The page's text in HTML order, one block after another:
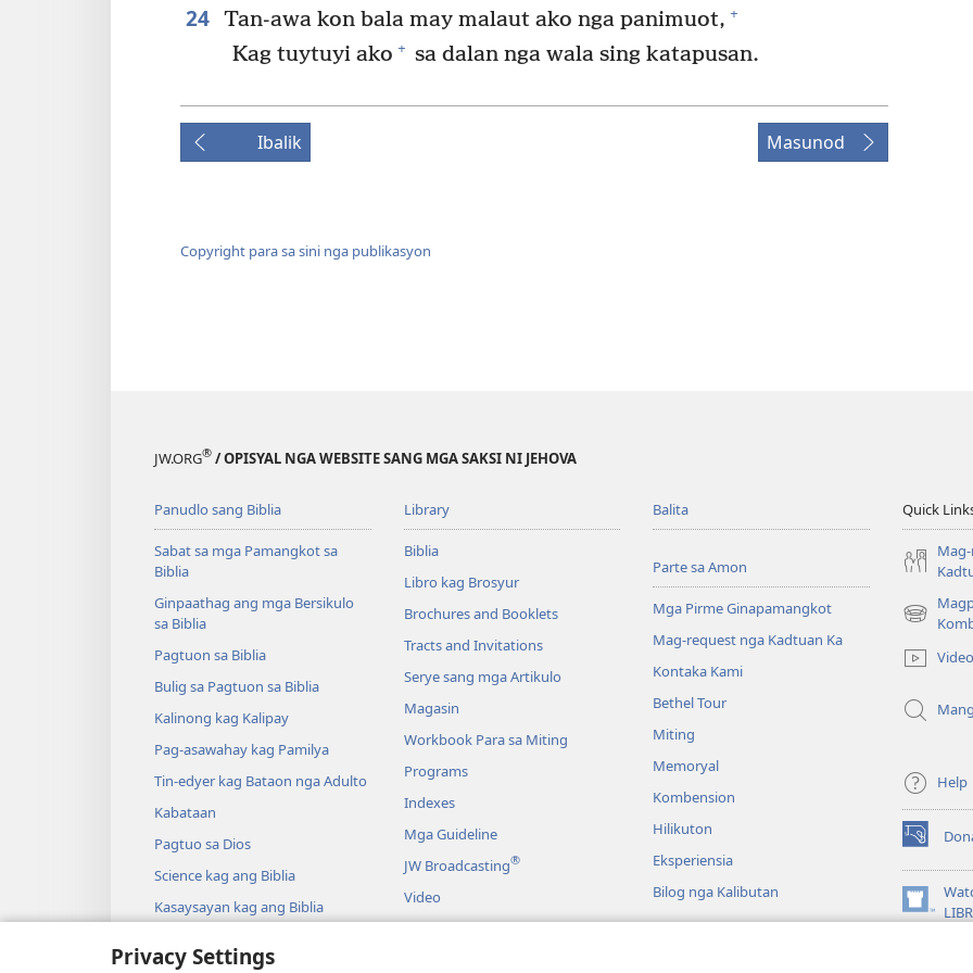
Privacy Settings
24 Tan-awa kon bala may malaut ako nga panimuot, +
Kag tuytuyi ako + sa dalan nga wala sing katapusan.
Ibalik Masunod
Copyright para sa sini nga publikasyon
JW.ORG® / OPISYAL NGA WEBSITE SANG MGA SAKSI NI JEHOVA
Panudlo sang Biblia
Sabat sa mga Pamangkot sa
Biblia
Ginpaathag ang mga Bersikulo
sa Biblia
Pagtuon sa Biblia
Bulig sa Pagtuon sa Biblia
Kalinong kag Kalipay
Pag-asawahay kag Pamilya
Tin-edyer kag Bataon nga Adulto
Kabataan
Pagtuo sa Dios
Science kag ang Biblia
Kasaysayan kag ang Biblia
Library
Biblia
Libro kag Brosyur
Brochures and Booklets
Tracts and Invitations
Serye sang mga Artikulo
Magasin
Workbook Para sa Miting
Programs
Indexes
Mga Guideline
JW Broadcasting®
Video
Musika
Balita
Parte sa Amon
Mga Pirme Ginapamangkot
Mag-request nga Kadtuan Ka
Kontaka Kami
Bethel Tour
Miting
Memoryal
Kombension
Hilikuton
Eksperiensia
Bilog nga Kalibutan
Quick
(opens
window)Video
Help
(opens
new
window)
(opens